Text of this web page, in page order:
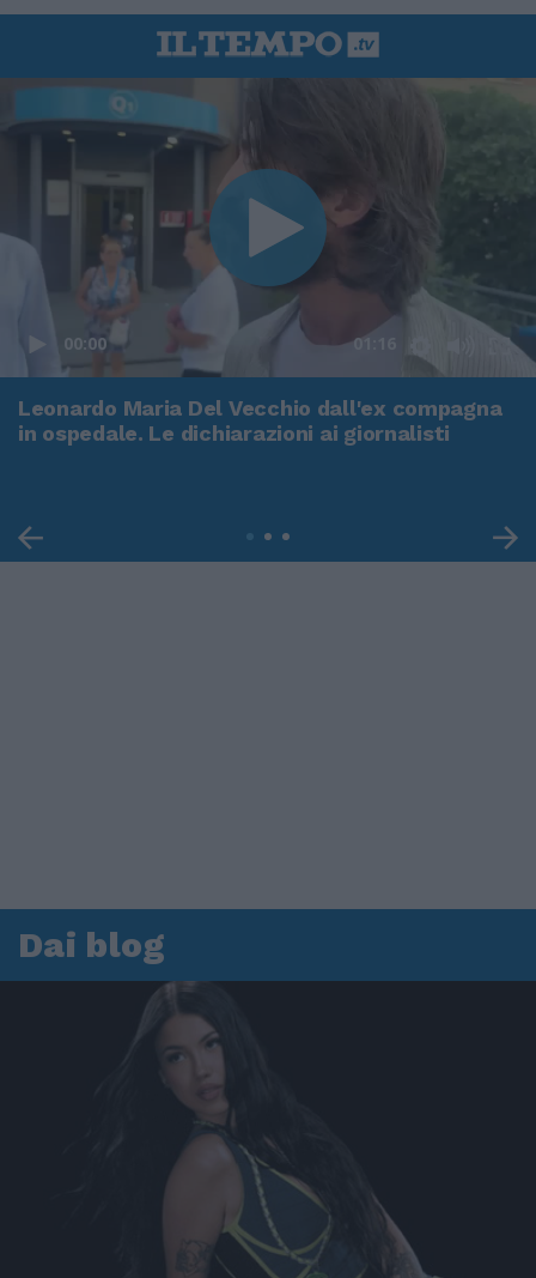
00:00 01:16
Leonardo Maria Del Vecchio dall'ex compagna
in ospedale. Le dichiarazioni ai giornalisti
Dai blog